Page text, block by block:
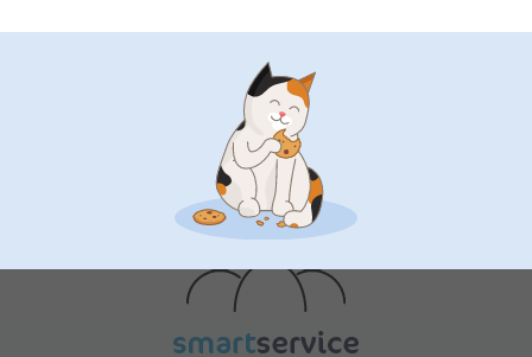
Letar du efter inspiration?